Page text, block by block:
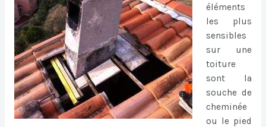
éléments
les plus
sensibles
sur une
toiture
sont la
souche de
cheminée
ou le pied